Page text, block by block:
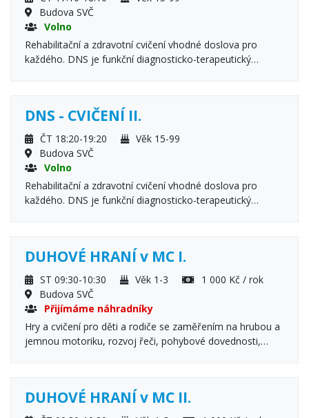
Budova SVČ
Volno
Rehabilitační a zdravotní cvičení vhodné doslova pro
každého. DNS je funkční diagnosticko-terapeutický
efektivní, šetrné a přináší dlouhodobé výsledky. Účastníci
byli seznámeni s provozním řádem a vnitřním řádem SVČ.
DNS - CVIČENÍ II.
ČT 18:20-19:20
Věk 15-99
Budova SVČ
Volno
Rehabilitační a zdravotní cvičení vhodné doslova pro
každého. DNS je funkční diagnosticko-terapeutický
efektivní, šetrné a přináší dlouhodobé výsledky. Účastníci
byli seznámeni s provozním řádem a vnitřním řádem SVČ.
DUHOVÉ HRANÍ v MC I.
ST 09:30-10:30 Věk 1-3
1 000 Kč / rok
Budova SVČ
Přijímáme náhradníky
Hry a cvičení pro děti a rodiče se zaměřením na hrubou a
jemnou motoriku, rozvoj řeči, pohybové dovednosti,
DUHOVÉ HRANÍ v MC II.